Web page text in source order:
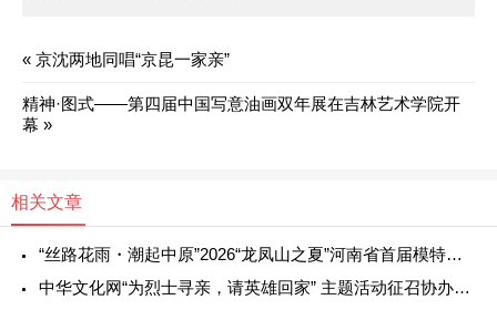
« 京沈两地同唱“京昆一家亲”
精神·图式——第四届中国写意油画双年展在吉林艺术学院开
幕 »
相关文章
“丝路花雨・潮起中原”2026“龙凤山之夏”河南省首届模特华服大秀圆满举办
中华文化网“为烈士寻亲，请英雄回家” 主题活动征召协办单位实施方案